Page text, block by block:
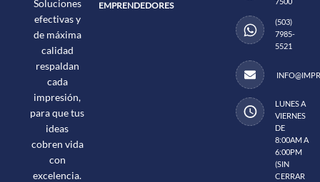
Soluciones
efectivas y
de máxima
calidad
respaldan
cada
impresión,
para que tus
ideas
cobren vida
con
excelencia.
EMPRENDEDORES
(503)
7985-
5521
LUNES A
VIERNES
DE
8:00AM A
6:00PM
(SIN
CERRAR